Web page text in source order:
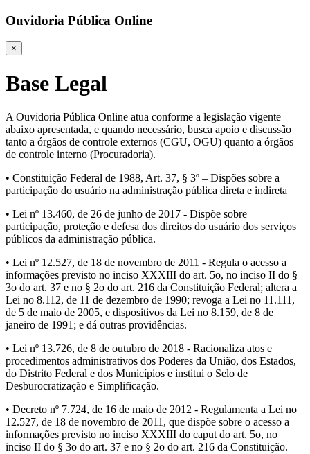
Ouvidoria Pública Online
×
Base Legal
A Ouvidoria Pública Online atua conforme a legislação vigente
abaixo apresentada, e quando necessário, busca apoio e discussão
tanto a órgãos de controle externos (CGU, OGU) quanto a órgãos
de controle interno (Procuradoria).
• Constituição Federal de 1988, Art. 37, § 3º – Dispões sobre a
participação do usuário na administração pública direta e indireta
• Lei nº 13.460, de 26 de junho de 2017 - Dispõe sobre
participação, proteção e defesa dos direitos do usuário dos serviços
públicos da administração pública.
• Lei nº 12.527, de 18 de novembro de 2011 - Regula o acesso a
informações previsto no inciso XXXIII do art. 5o, no inciso II do §
3o do art. 37 e no § 2o do art. 216 da Constituição Federal; altera a
Lei no 8.112, de 11 de dezembro de 1990; revoga a Lei no 11.111,
de 5 de maio de 2005, e dispositivos da Lei no 8.159, de 8 de
janeiro de 1991; e dá outras providências.
• Lei nº 13.726, de 8 de outubro de 2018 - Racionaliza atos e
procedimentos administrativos dos Poderes da União, dos Estados,
do Distrito Federal e dos Municípios e institui o Selo de
Desburocratização e Simplificação.
• Decreto nº 7.724, de 16 de maio de 2012 - Regulamenta a Lei no
12.527, de 18 de novembro de 2011, que dispõe sobre o acesso a
informações previsto no inciso XXXIII do caput do art. 5o, no
inciso II do § 3o do art. 37 e no § 2o do art. 216 da Constituição.